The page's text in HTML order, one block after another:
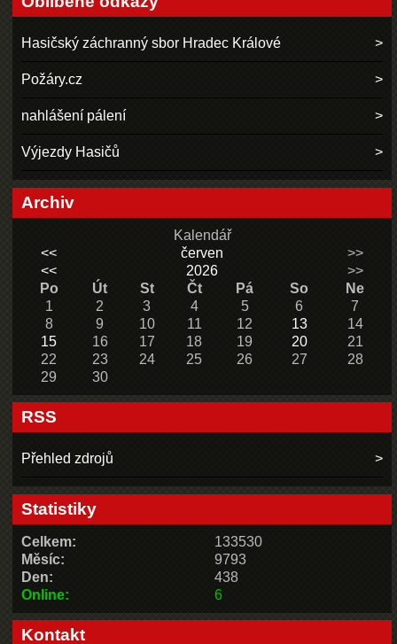
Hasičský záchranný sbor Hradec Králové
Požáry.cz
nahlášení pálení
Výjezdy Hasičů
Archiv
Kalendář
<<
červen
>>
<<
2026
>>
Po
Út St Čt Pá So
Ne
1
2 3 4 5 6
7
8
9 10 11 12 13
14
15
16 17 18 19 20
21
22
23 24 25 26 27
28
29
30
RSS
Přehled zdrojů
Statistiky
Online: 6
Celkem:
133530
Měsíc:
9793
Den:
438
Kontakt